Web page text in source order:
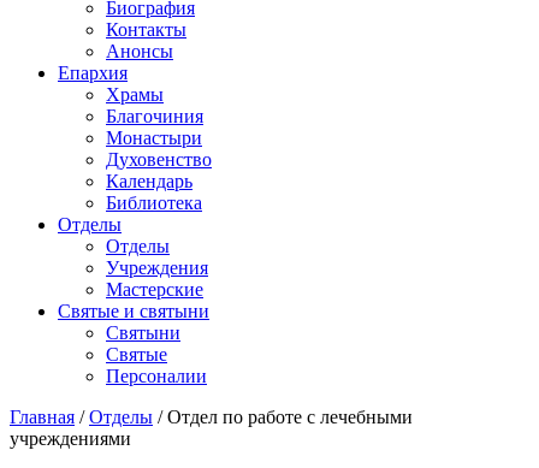
Биография
Контакты
Анонсы
Епархия
Храмы
Благочиния
Монастыри
Духовенство
Календарь
Библиотека
Отделы
Отделы
Учреждения
Мастерские
Святые и святыни
Cвятыни
Cвятые
Персоналии
Главная /Отделы /Отдел по работе с лечебными
учреждениями